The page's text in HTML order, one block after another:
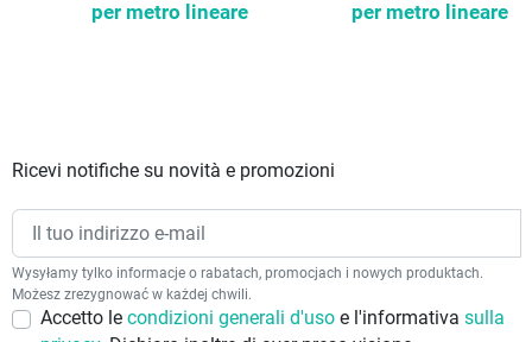
per metro lineare
per metro lineare
Ricevi notifiche su novità e promozioni
Wysyłamy tylko informacje o rabatach, promocjach i nowych produktach.
Możesz zrezygnować w każdej chwili.
Accetto le condizioni generali d'uso e l'informativa sulla